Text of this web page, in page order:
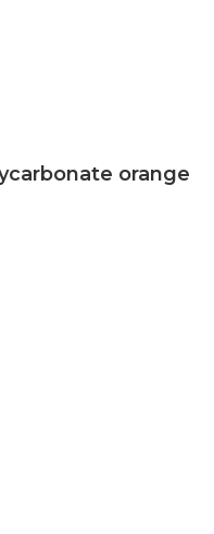
orange